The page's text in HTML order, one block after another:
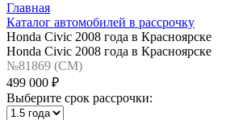
Главная
Каталог автомобилей в рассрочку
Honda Civic 2008 года в Красноярске
Honda Civic 2008 года в Красноярске
№81869 (CM)
499 000 ₽
Выберите срок рассрочки: